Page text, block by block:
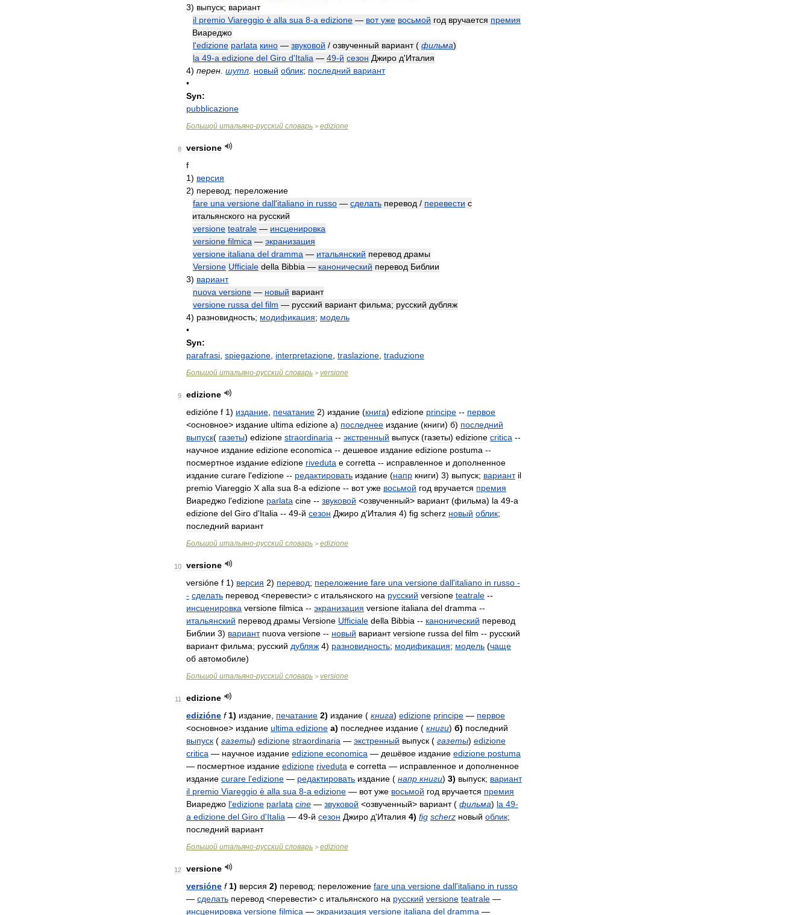
3) выпуск; вариант
il premio Viareggio è alla sua 8-a edizione — вот уже восьмой год вручается премия
Виареджо
l'edizione parlata кино — звуковой / озвученный вариант ( фильма)
la 49-a edizione del Giro d'Italia — 49-й сезон Джиро д'Италия
4) перен шутл новый облик; последний вариант
•
Syn:
pubblicazione
Большой итальяно-русский словарь > edizione
8
versione
f
1) версия
2) перевод; переложение
fare una versione dall'italiano in russo — сделать перевод / перевести с
итальянского на русский
versione teatrale — инсценировка
versione filmica — экранизация
versione italiana del dramma — итальянский перевод драмы
Versione Ufficiale della Bibbia — канонический перевод Библии
3) вариант
nuova versione — новый вариант
versione russa del film — русский вариант фильма; русский дубляж
4) разновидность; модификация; модель
•
Syn:
parafrasi spiegazione interpretazione traslazione traduzione
Большой итальяно-русский словарь > versione
9
edizione
edizióne f 1) издание печатание 2) издание (книга) edizione principe -- первое
<основное> издание ultima edizione а) последнее издание (книги) б) последний
выпуск( газеты) edizione straordinaria -- экстренный выпуск (газеты) edizione critica --
научное издание edizione economica -- дешевое издание edizione postuma --
посмертное издание edizione riveduta e corretta -- исправленное и дополненное
издание curare l'edizione -- редактировать издание (напр книги) 3) выпуск; вариант il
premio Viareggio Х alla sua 8-a edizione -- вот уже восьмой год вручается премия
Виареджо l'edizione parlata cine -- звуковой <озвученный> вариант(фильма) la 49-a
edizione del Giro d'Italia -- 49-й сезон Джиро д'Италия 4) fig scherz новый облик;
последний вариант
Большой итальяно-русский словарь > edizione
10
versione
versióne f 1) версия 2) перевод; переложение fare una versione dall'italiano in russo -
- сделать перевод <перевести> с итальянского на русский versione teatrale --
инсценировка versione filmica -- экранизация versione italiana del dramma --
итальянский перевод драмы Versione Ufficiale della Bibbia -- канонический перевод
Библии 3) вариант nuova versione -- новый вариант versione russa del film -- русский
вариант фильма; русский дубляж 4) разновидность; модификация; модель (чаще
об автомобиле)
Большой итальяно-русский словарь > versione
11
edizione
edizióne f 1) издание печатание 2) издание ( книга) edizione principe — первое
<основное> издание ultima edizione а) последнее издание ( книги) б) последний
выпуск ( газеты) edizione straordinaria — экстренный выпуск ( газеты) edizione
critica — научное издание edizione economica — дешёвое издание edizione postuma
— посмертное издание edizione riveduta e corretta — исправленное и дополненное
издание curare l'edizione — редактировать издание ( напр книги) 3) выпуск; вариант
il premio Viareggio è alla sua 8-a edizione — вот уже восьмой год вручается премия
Виареджо l'edizione parlata cine — звуковой <озвученный> вариант( фильма) la 49-
a edizione del Giro d'Italia — 49-й сезон Джиро д'Италия 4) fig scherz новый облик;
последний вариант
Большой итальяно-русский словарь > edizione
12
versione
versióne f 1) версия 2) перевод; переложение fare una versione dall'italiano in russo
— сделать перевод <перевести> с итальянского на русский versione teatrale —
инсценировка versione filmica — экранизация versione italiana del dramma —